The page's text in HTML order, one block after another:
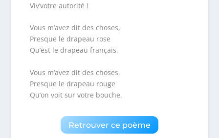
Viv’votre autorité !
Vous m’avez dit des choses,
Presque le drapeau rose
Qu’est le drapeau français,
Vous m’avez dit des choses,
Presque le drapeau rouge
Qu’on voit sur votre bouche.
Retrouver ce poème